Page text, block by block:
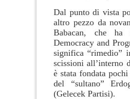
Dal punto di vista
altro pezzo da
Babacan, che
Democracy and
significa “rimedio”
scissioni all’interno
è stata fondata
del “sultano”
(Gelecek Partisi).